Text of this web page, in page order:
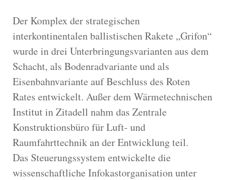
Der Komplex der strategischen
interkontinentalen ballistischen Rakete „Grifon“
wurde in drei Unterbringungsvarianten aus dem
Schacht, als Bodenradvariante und als
Eisenbahnvariante auf Beschluss des Roten
Rates entwickelt. Außer dem Wärmetechnischen
Institut in Zitadell nahm das Zentrale
Konstruktionsbüro für Luft- und
Raumfahrttechnik an der Entwicklung teil.
Das Steuerungssystem entwickelte die
wissenschaftliche Infokastorganisation unter